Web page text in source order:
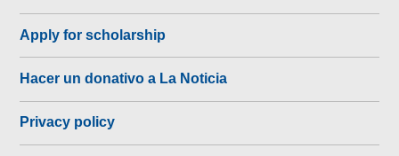
Apply for scholarship
Hacer un donativo a La Noticia
Privacy policy